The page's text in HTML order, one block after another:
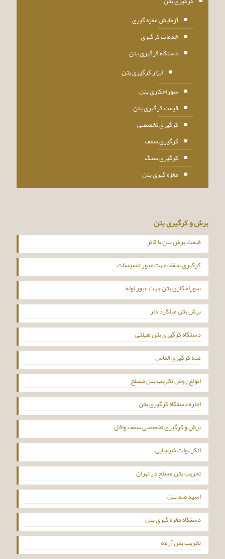
آزمایش مغزه گیری
خدمات کرگیری
دستگاه کرگیری بتن
ابزار کرگیری بتن
سوراخکاری بتن
قیمت کرگیری بتن
کرگیری تخصصی
کرگیری سقف
کرگیری سنگ
مغزه گیری بتن
برش و کرگیری بتن
قیمت برش بتن با کاتر
کرگیری سقف جهت عبور تاسیسات
سوراخکاری بتن جهت عبور لوله
برش بتن میلگرد دار
دستگاه کرگیری بتن هیلتی
مته کرگیری الماس
انواع روش تخریب بتن مسلح
اجاره دستگاه کرگیری بتن
برش و کرگیری تخصصی سقف وافل
انکر بولت شیمیایی
تخریب بتن مسلح در تهران
اسید ضد بتن
دستگاه مغزه گیری بتن
تخریب بتن آرمه